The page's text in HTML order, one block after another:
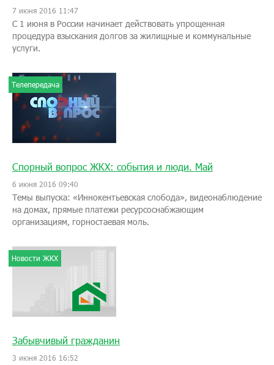
7 июня 2016 11:47
С 1 июня в России начинает действовать упрощенная
процедура взыскания долгов за жилищные и коммунальные
услуги.
Телепередача
Спорный вопрос ЖКХ: события и люди. Май
6 июня 2016 09:40
Темы выпуска: «Иннокентьевская слобода», видеонаблюдение
на домах, прямые платежи ресурсоснабжающим
организациям, горностаевая моль.
Новости ЖКХ
Забывчивый гражданин
3 июня 2016 16:52